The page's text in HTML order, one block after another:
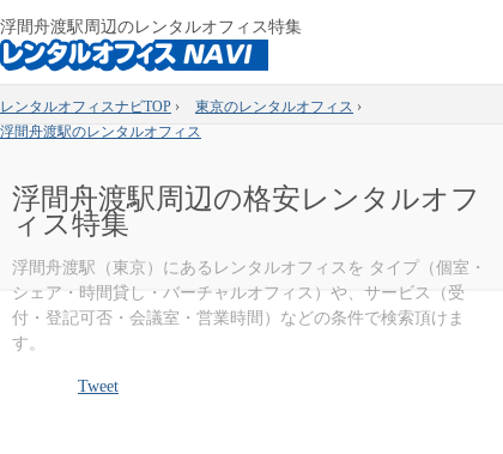
浮間舟渡駅周辺のレンタルオフィス特集
レンタルオフィスナビTOP › 東京のレンタルオフィス ›
浮間舟渡駅のレンタルオフィス
浮間舟渡駅周辺の格安レンタルオフ
ィス特集
浮間舟渡駅（東京）にあるレンタルオフィスを タイプ（個室・
シェア・時間貸し・バーチャルオフィス）や、サービス（受
付・登記可否・会議室・営業時間）などの条件で検索頂けま
す。
Tweet